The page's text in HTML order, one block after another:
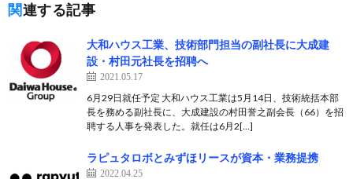
関連する記事
大和ハウス工業、技術部門担当の副社長に大成建
設・村田元社長を招聘へ
2021.05.17
6月29日就任予定 大和ハウス工業は5月14日、技術統括本部
長を務める副社長に、大成建設の村田誉之副会長（66）を招
聘する人事を発表した。就任は6月2[…]
ラピュタロボとみずほリースが資本・業務提携
2022.04.25